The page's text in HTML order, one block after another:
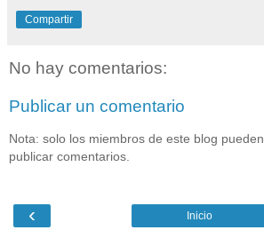
Compartir
No hay comentarios:
Publicar un comentario
Nota: solo los miembros de este blog pueden
publicar comentarios.
‹ Inicio